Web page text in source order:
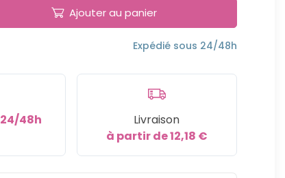
Ajouter au panier
Expédié sous 24/48h
24/48h
Livraison
à partir de 12,18 €